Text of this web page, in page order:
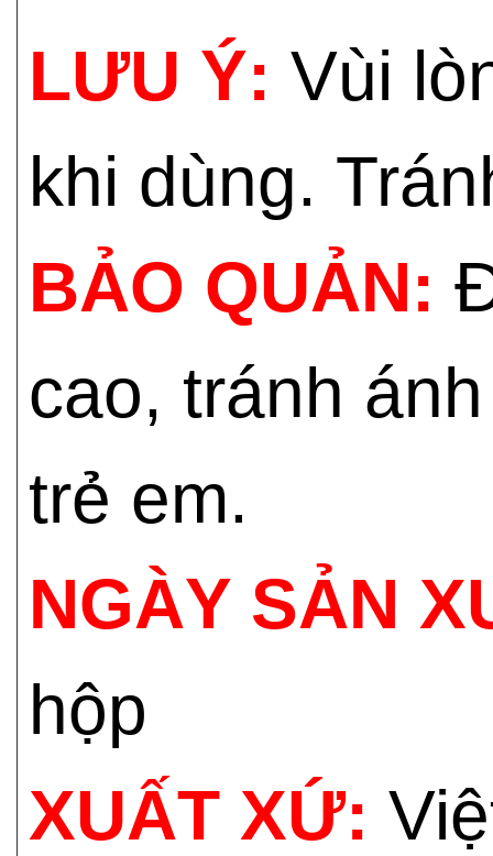
LƯU Ý: Vùi
khi dùng.
BẢO QUẢN:
cao, tránh
trẻ em.
NGÀY SẢN
hộp
XUẤT XỨ: